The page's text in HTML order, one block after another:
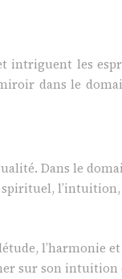
intriguent les
dans le
Dans le
l’harmonie
sur son